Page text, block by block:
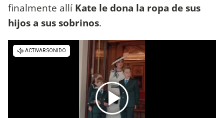
finalmente allí Kate le dona la ropa de sus
hijos a sus sobrinos.